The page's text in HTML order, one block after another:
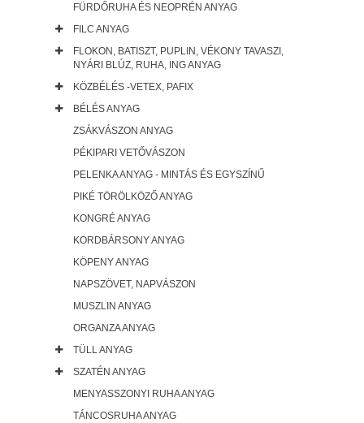
FÜRDŐRUHA ÉS NEOPRÉN ANYAG
FILC ANYAG
FLOKON, BATISZT, PUPLIN, VÉKONY TAVASZI,
NYÁRI BLÚZ, RUHA, ING ANYAG
KÖZBÉLÉS -VETEX, PAFIX
BÉLÉS ANYAG
ZSÁKVÁSZON ANYAG
PÉKIPARI VETŐVÁSZON
PELENKA ANYAG - MINTÁS ÉS EGYSZÍNŰ
PIKÉ TÖRÖLKÖZŐ ANYAG
KONGRÉ ANYAG
KORDBÁRSONY ANYAG
KÖPENY ANYAG
NAPSZÖVET, NAPVÁSZON
MUSZLIN ANYAG
ORGANZA ANYAG
TÜLL ANYAG
SZATÉN ANYAG
MENYASSZONYI RUHA ANYAG
TÁNCOSRUHA ANYAG